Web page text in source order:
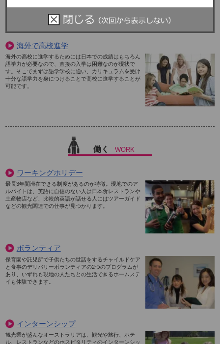
海外で高校進学
海外の高校に進学するためには日本での成績はもちろん
語学力が必要なので、直接の入学は困難なのが現状で
す。そこでまずは語学学校に通い、カリキュラムを受け
十分な語学力を身につけることで高校に進学することが
可能です。
働く WORK
ワーキングホリデー
最長3年間滞在できる制度があるのが特徴。現地でのア
ルバイトは、英語に自信のない人は日本食レストランや
土産物店など、比較的英語が話せる人にはツアーガイド
などの観光関連での仕事が見つかります。
ボランティア
保育園や託児所で子供たちの世話をするチャイルドケア
と食事のデリバリーボランティアの2つのプログラムが
あり、いずれも現地の人たちとの生活できるホームステ
イも体験できます。
インターンシップ
観光業が盛んなオーストラリアは、観光や旅行、ホテ
ル、レストランなどのホスピタリティのインターンシッ